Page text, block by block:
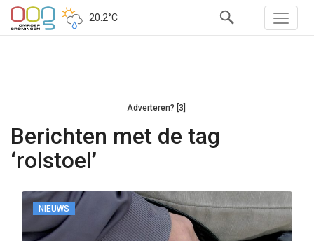
20.2°C
Adverteren? [3]
Berichten met de tag
‘rolstoel’
NIEUWS